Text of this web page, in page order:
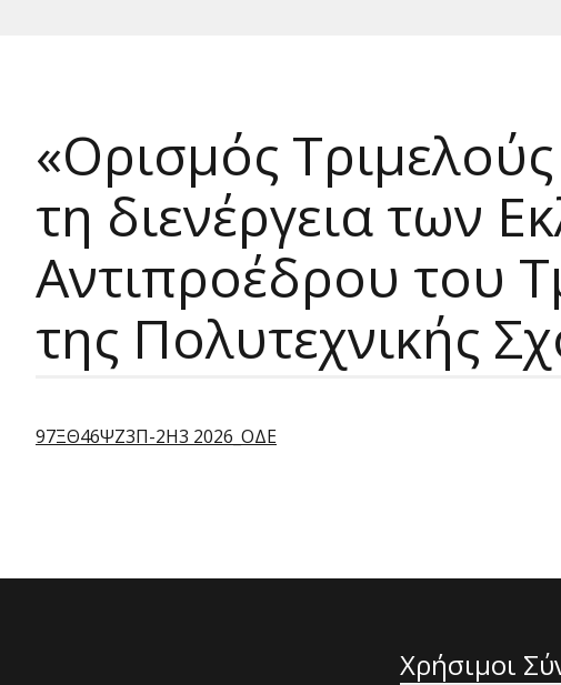
«Ορισμός
τη διενέργεια των
Αντιπροέδρου του
της Πολυτεχνικής
97ΞΘ46ΨΖ3Π-2Η3 2026_ΟΔΕ
Χρήσιμοι